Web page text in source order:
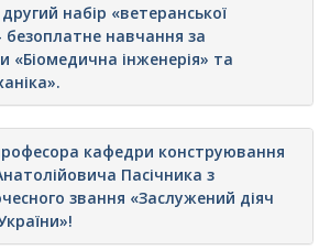
набір «ветеранської
безоплатне навчання за
«Біомедична інженерія» та
кафедри конструювання
Пасічника з
звання «Заслужений діяч